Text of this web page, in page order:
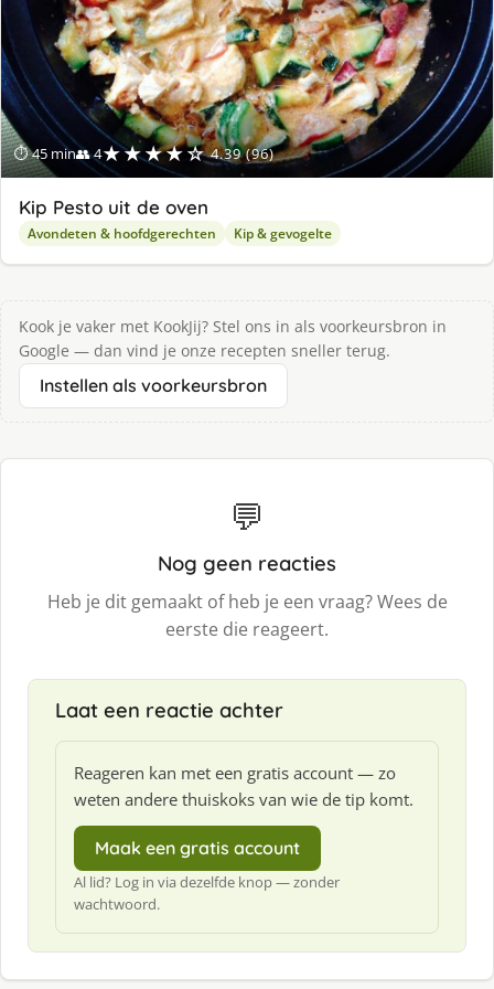
⏱ 45 min👥 4★★★★☆ 4.39 (96)
Kip Pesto uit de oven
Avondeten & hoofdgerechten Kip & gevogelte
Kook je vaker met KookJij? Stel ons in als voorkeursbron in
Google — dan vind je onze recepten sneller terug.
Instellen als voorkeursbron
💬
Nog geen reacties
Heb je dit gemaakt of heb je een vraag? Wees de
eerste die reageert.
Laat een reactie achter
Reageren kan met een gratis account — zo
weten andere thuiskoks van wie de tip komt.
Maak een gratis account
Al lid? Log in via dezelfde knop — zonder
wachtwoord.